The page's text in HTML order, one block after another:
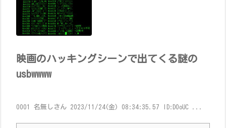
映画のハッキングシーンで出てくる謎の
usbwwww
0001 名無しさん 2023/11/24(金) 08:34:35.57 ID:D0oUC ...